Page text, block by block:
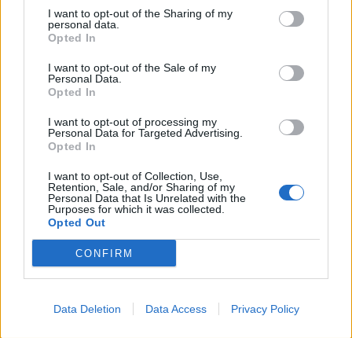
I want to opt-out of the Sharing of my
personal data.
Opted In
I want to opt-out of the Sale of my
Personal Data.
Opted In
I want to opt-out of processing my
Personal Data for Targeted Advertising.
Opted In
I want to opt-out of Collection, Use,
Retention, Sale, and/or Sharing of my
Personal Data that Is Unrelated with the
Purposes for which it was collected.
Opted Out
CONFIRM
Data Deletion Data Access Privacy Policy
Ennek ismeretében az elemzők szerint a Trump
Media tőzsdére lépése sok szempontból egy
Trump-elnökségre.
A fentiek ismeretében
A TRUMP MEDIA RÉSZVÉNYEIRE EGYSZERŰEN
CSAK A POTENCIÁLIS TRUMP-GYŐZELEM
PROXYJAKÉNT TEKINTENEK A BEFEKTETŐK,
SIGNATURE PRO-VAL EZT A CIKKET IS EL
TUDNÁD OLVASNI!